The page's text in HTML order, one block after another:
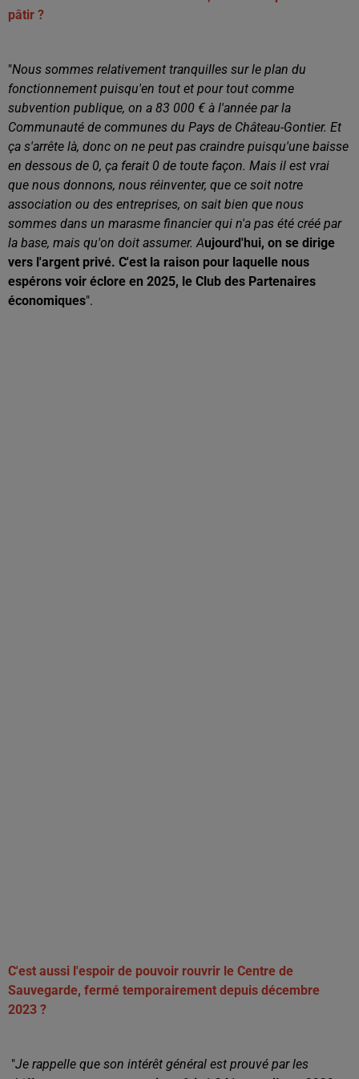
pâtir ?
"Nous sommes relativement tranquilles sur le plan du
fonctionnement puisqu'en tout et pour tout comme
subvention publique, on a 83 000 € à l'année par la
Communauté de communes du Pays de Château-Gontier. Et
ça s'arrête là, donc on ne peut pas craindre puisqu'une baisse
en dessous de 0, ça ferait 0 de toute façon. Mais il est vrai
que nous donnons, nous réinventer, que ce soit notre
association ou des entreprises, on sait bien que nous
sommes dans un marasme financier qui n'a pas été créé par
la base, mais qu'on doit assumer. Aujourd'hui, on se dirige
vers l'argent privé. C'est la raison pour laquelle nous
espérons voir éclore en 2025, le Club des Partenaires
économiques".
C'est aussi l'espoir de pouvoir rouvrir le Centre de
Sauvegarde, fermé temporairement depuis décembre
2023 ?
"Je rappelle que son intérêt général est prouvé par les